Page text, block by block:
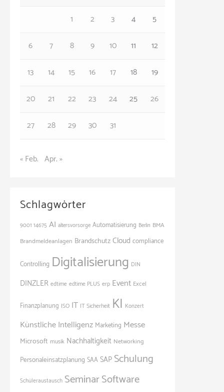
1
2 3 4
5
6
7 8 9 10 11
12
13
14 15 16 17 18
19
20
21 22 23 24 25
26
27
28 29 30 31
« Feb. Apr. »
Schlagwörter
9001 14675 AI altersvorsorge Automatisierung Berlin BMA
Brandmeldeanlagen BrandschutzCloud compliance
Controlling Digitalisierung DIN
DINZLER edtime edtime PLUS erp Event Excel
Finanzplanung ISO IT IT Sicherheit KI Konzert
Künstliche Intelligenz Marketing Messe
Microsoft musik Nachhaltigkeit Networking
Personaleinsatzplanung SAASAP Schulung
Schüleraustausch SeminarSoftware